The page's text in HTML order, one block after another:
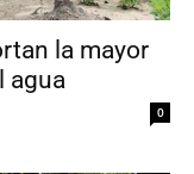
la mayor
agua
0